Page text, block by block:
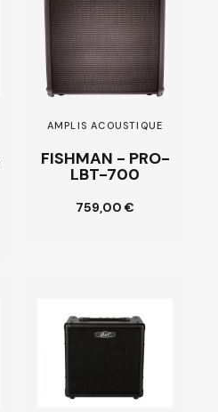
AMPLIS ACOUSTIQUE
FISHMAN - PRO-
LBT-700
759,00 €
Ajouter au
panier